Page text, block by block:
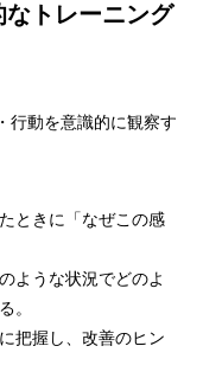
トレーニング
行動を意識的に観察す
ときに「なぜこの感
ような状況でどのよ
。
把握し、改善のヒン